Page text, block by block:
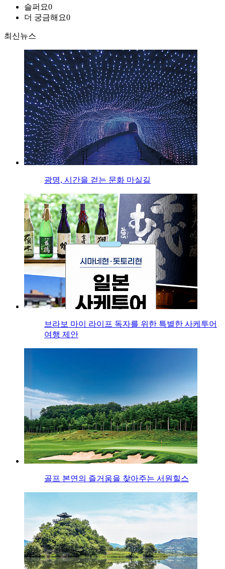
슬퍼요0
더 궁금해요0
최신뉴스
광명, 시간을 걷는 문화 마실길
브라보 마이 라이프 독자를 위한 특별한 사케투어
여행 제안
골프 본연의 즐거움을 찾아주는 서원힐스